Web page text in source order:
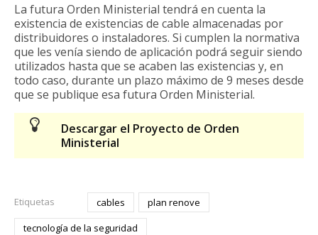
La futura Orden Ministerial tendrá en cuenta la
existencia de existencias de cable almacenadas por
distribuidores o instaladores. Si cumplen la normativa
que les venía siendo de aplicación podrá seguir siendo
utilizados hasta que se acaben las existencias y, en
todo caso, durante un plazo máximo de 9 meses desde
que se publique esa futura Orden Ministerial.
Descargar el Proyecto de Orden
Ministerial
Etiquetas cables
plan renove
tecnología de la seguridad